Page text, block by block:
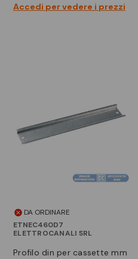
Accedi per vedere i prezzi
DA ORDINARE
ETNEC460D7
ELETTROCANALI SRL
profilo din per cassette mm